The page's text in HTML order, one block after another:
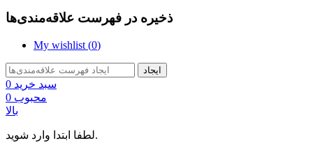
ذخیره در فهرست علاقه‌مندی‌ها
My wishlist (0)
ایجاد
سبد خرید 0
محبوب 0
بالا
لطفا ابتدا وارد شوید.